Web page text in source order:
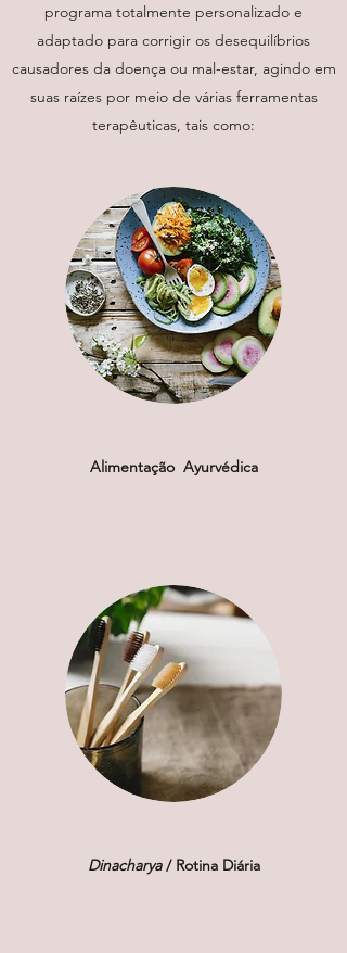
programa totalmente personalizado e
adaptado para corrigir os desequilíbrios
causadores da doença ou mal-estar, agindo em
suas raízes por meio de várias ferramentas
terapêuticas, tais como:
Alimentação Ayurvédica
Dinacharya/ Rotina Diária